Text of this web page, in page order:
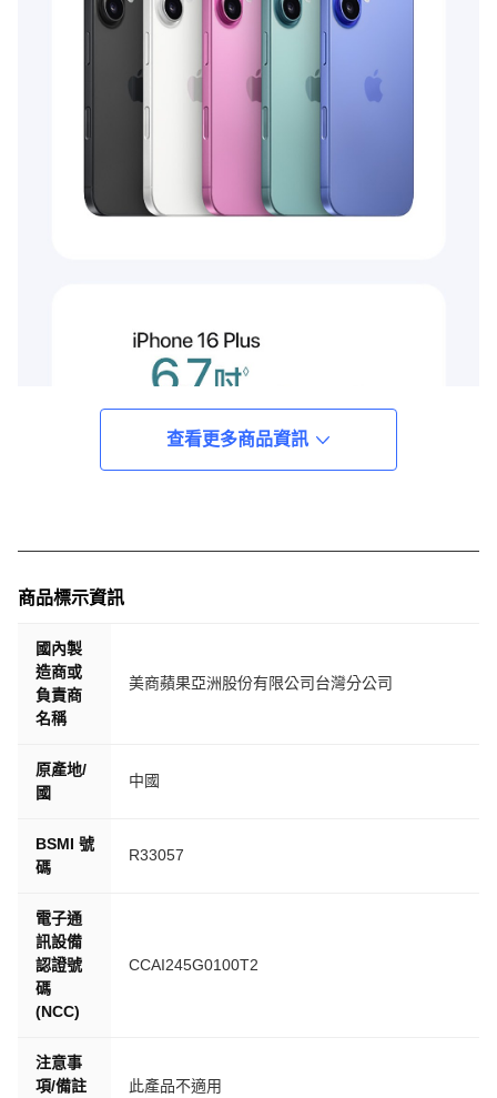
查看更多商品資訊
商品標示資訊
國內製
造商或
負責商
名稱
美商蘋果亞洲股份有限公司台灣分公司
原產地/
國
中國
BSMI 號
碼
R33057
電子通
訊設備
認證號
碼
(NCC)
CCAI245G0100T2
注意事
項/備註
此產品不適用